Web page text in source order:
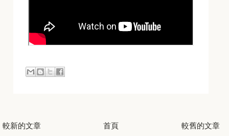
較新的文章 較舊的文章
首頁